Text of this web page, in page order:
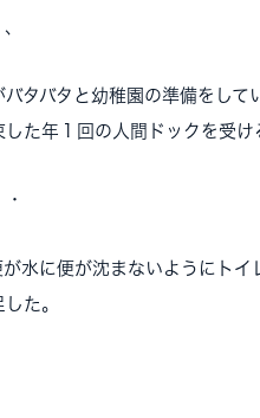
タバタと幼稚園の準備をし
した年１回の人間ドックを受
水に便が沈まないようにト
た。